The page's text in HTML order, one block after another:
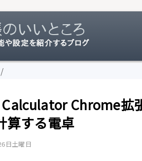
/
Chrome拡
算する電卓
日土曜日